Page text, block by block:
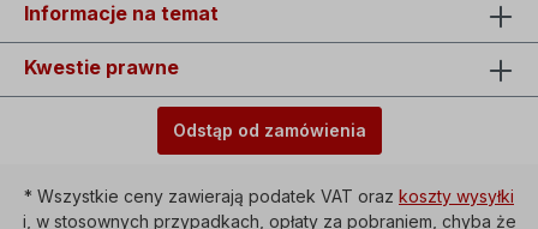
przełącznikiem zmiany kierunku obrotów
lewo/prawo, wyzwalacz podnapięciowy, Wtyczka
kołnierzowa=1 x 230 V, zdolność przełączania=16
A, temperatura otoczenia=-5°C do +40°C, Kabel
między silnikiem a obudową przełącznika=ok. 90
Informacje na temat
Kwestie prawne
Odstąp od zamówienia
* Wszystkie ceny zawierają podatek VAT oraz koszty wysyłki
i, w stosownych przypadkach, opłaty za pobraniem, chyba że